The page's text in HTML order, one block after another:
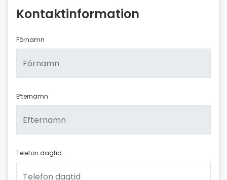
Kontaktinformation
Förnamn
Efternamn
Telefon dagtid